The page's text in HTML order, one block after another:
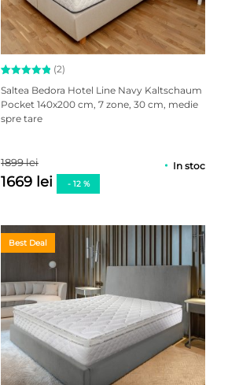
Evaluat la
5.00din
5 pe baza
a
2
evaluări
(2)
Saltea Bedora Hotel Line Navy Kaltschaum
Pocket 140x200 cm, 7 zone, 30 cm, medie
spre tare
1899 lei
1669 lei - 12 %
In stoc
Best Deal